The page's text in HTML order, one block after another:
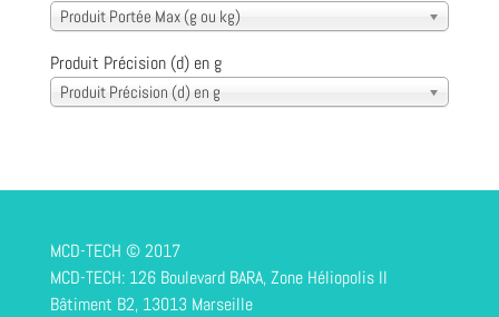
Produit Portée Max (g ou kg)
Produit Précision (d) en g
Produit Précision (d) en g
MCD-TECH © 2017
MCD-TECH: 126 Boulevard BARA, Zone Héliopolis II
Bâtiment B2, 13013 Marseille